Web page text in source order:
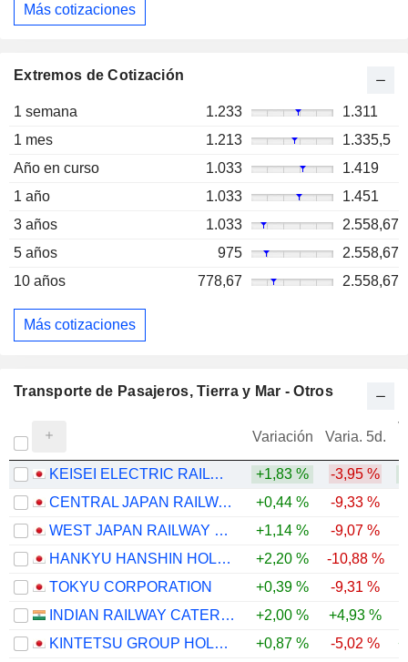
Más cotizaciones
Extremos de Cotización
1 semana 1.233
1.311
1 mes
1.213
1.335,5
Año en curso
1.033
1.419
1 año
1.033
1.451
3 años
1.033
2.558,67
5 años
975
2.558,67
10 años
778,67 2.558,67
Más cotizaciones
Transporte de Pasajeros, Tierra y Mar - Otros
Variación Varia. 5d.
KEISEI ELECTRIC RAILWAY CO., LTD. +1,83 % -3,95 %
CENTRAL JAPAN RAILWAY COMPANY
+0,44 % -9,33 %
WEST JAPAN RAILWAY COMPANY
+1,14 % -9,07 %
HANKYU HANSHIN HOLDINGS, INC.
+2,20 % -10,88 %
TOKYU CORPORATION
+0,39 % -9,31 %
INDIAN RAILWAY CATERING & TOURISM CORPORATION LIMITED
+2,00 % +4,93 %
KINTETSU GROUP HOLDINGS CO.,LTD.
+0,87 % -5,02 %